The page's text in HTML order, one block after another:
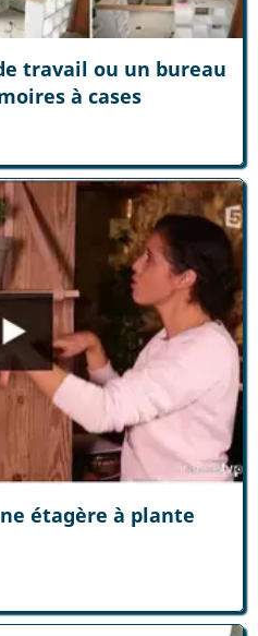
travail ou un bureau
à cases
étagère à plante